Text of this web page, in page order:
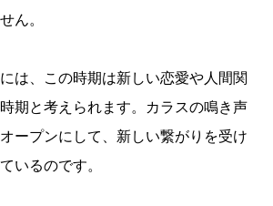
ん。
は、この時期は新しい恋愛や人間関
期と考えられます。カラスの鳴き声
ープンにして、新しい繋がりを受け
いるのです。